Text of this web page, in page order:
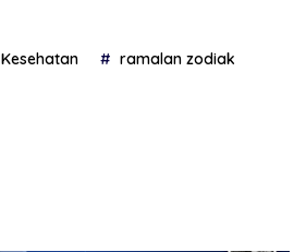
Kesehatan ramalan zodiak